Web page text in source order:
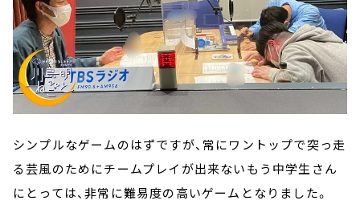
シンプルなゲームのはずですが、常にワントップで突っ走
る芸風のためにチームプレイが出来ないもう中学生さん
にとっては、非常に難易度の高いゲームとなりました。